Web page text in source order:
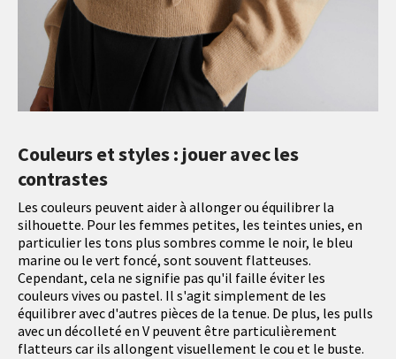
Couleurs et styles : jouer avec les
contrastes
Les couleurs peuvent aider à allonger ou équilibrer la
silhouette. Pour les femmes petites, les teintes unies, en
particulier les tons plus sombres comme le noir, le bleu
marine ou le vert foncé, sont souvent flatteuses.
Cependant, cela ne signifie pas qu'il faille éviter les
couleurs vives ou pastel. Il s'agit simplement de les
équilibrer avec d'autres pièces de la tenue. De plus, les pulls
avec un décolleté en V peuvent être particulièrement
flatteurs car ils allongent visuellement le cou et le buste.